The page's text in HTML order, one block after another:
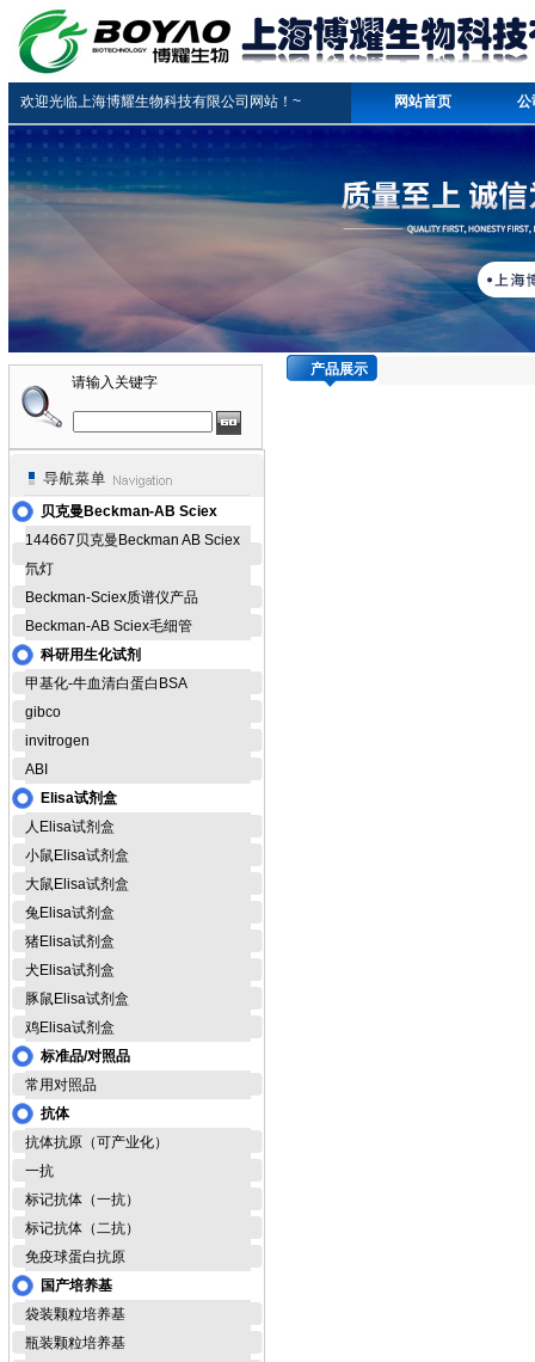
欢迎光临上海博耀生物科技有限公司网站！~ 网站首页 公
请输入关键字
贝克曼Beckman-AB Sciex
144667贝克曼Beckman AB Sciex
氘灯
Beckman-Sciex质谱仪产品
Beckman-AB Sciex毛细管
科研用生化试剂
甲基化-牛血清白蛋白BSA
gibco
invitrogen
ABI
Elisa试剂盒
人Elisa试剂盒
小鼠Elisa试剂盒
大鼠Elisa试剂盒
兔Elisa试剂盒
猪Elisa试剂盒
犬Elisa试剂盒
豚鼠Elisa试剂盒
鸡Elisa试剂盒
标准品/对照品
常用对照品
抗体
抗体抗原（可产业化）
一抗
标记抗体（一抗）
标记抗体（二抗）
免疫球蛋白抗原
国产培养基
袋装颗粒培养基
瓶装颗粒培养基
产品展示